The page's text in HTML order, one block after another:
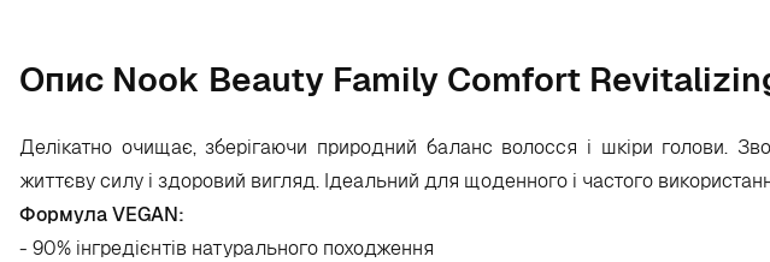
Опис Nook Beauty Family Comfort
Делікатно очищає, зберігаючи природний баланс волосся і шкіри голови.
життєву силу і здоровий вигляд. Ідеальний для щоденного і частого
Формула VEGAN:
- 90% інгредієнтів натурального походження